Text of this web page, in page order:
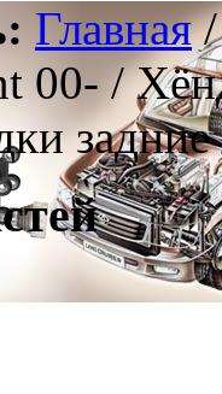
Главная
00- /